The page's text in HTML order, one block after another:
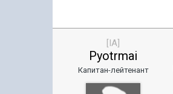
[IA]
Pyotrmai
Капитан-лейтенант